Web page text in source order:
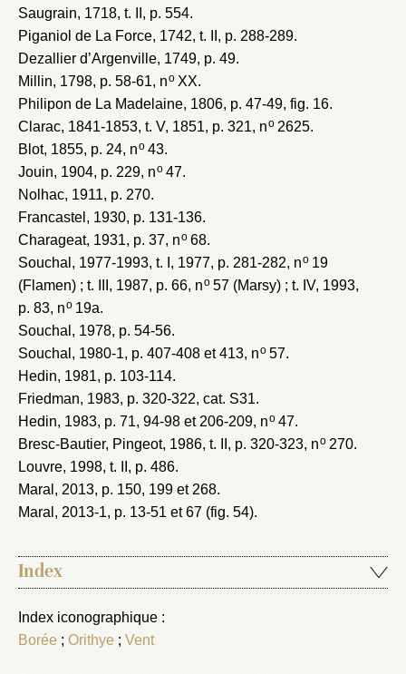
Saugrain, 1718, t. II, p. 554.
Piganiol de La Force, 1742, t. II, p. 288-289.
Dezallier d’Argenville, 1749, p. 49.
Millin, 1798, p. 58-61, noXX.
Philipon de La Madelaine, 1806, p. 47-49, fig. 16.
Clarac, 1841-1853, t. V, 1851, p. 321, no2625.
Blot, 1855, p. 24, no43.
Jouin, 1904, p. 229, no47.
Nolhac, 1911, p. 270.
Francastel, 1930, p. 131-136.
Charageat, 1931, p. 37, no68.
Souchal, 1977-1993, t. I, 1977, p. 281-282, no19
(Flamen) ; t. III, 1987, p. 66, no57 (Marsy) ; t. IV, 1993,
p. 83, no19a.
Souchal, 1978, p. 54-56.
Souchal, 1980-1, p. 407-408 et 413, no57.
Hedin, 1981, p. 103-114.
Friedman, 1983, p. 320-322, cat. S31.
Hedin, 1983, p. 71, 94-98 et 206-209, no47.
Bresc-Bautier, Pingeot, 1986, t. II, p. 320-323, no270.
Louvre, 1998, t. II, p. 486.
Maral, 2013, p. 150, 199 et 268.
Maral, 2013-1, p. 13-51 et 67 (fig. 54).
Index
Index iconographique :
Borée ; Orithye ; Vent